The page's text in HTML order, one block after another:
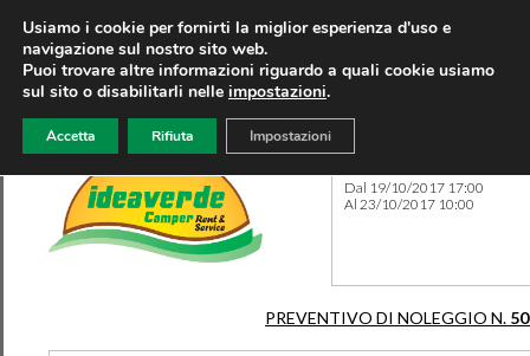
Dal 19/10/2017 17:00
Al 23/10/2017 10:00
PREVENTIVO DI NOLEGGIO N.
Usiamo i cookie per fornirti la miglior esperienza d'uso e
navigazione sul nostro sito web.
Puoi trovare altre informazioni riguardo a quali cookie usiamo
sul sito o disabilitarli nelle impostazioni.
Accetta Rifiuta Impostazioni